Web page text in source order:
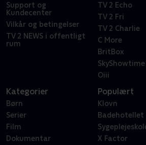
Support og
Kundecenter
Vilkår og betingelser
TV 2 NEWS i offentligt
rum
TV 2 Echo
TV 2 Fri
TV 2 Charlie
C More
BritBox
SkyShowtime
Oiii
Kategorier
Børn
Serier
Film
Dokumentar
Populært
Klovn
Badehotellet
X Factor